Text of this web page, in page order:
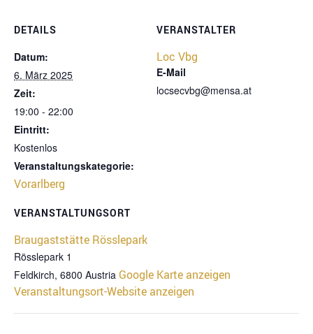
DETAILS
Datum:
6. März 2025
Zeit:
19:00 - 22:00
Eintritt:
Kostenlos
Veranstaltungskategorie:
Vorarlberg
VERANSTALTUNGSORT
Braugaststätte Rösslepark
Rösslepark 1
Feldkirch, 6800 Austria Google Karte anzeigen
Veranstaltungsort-Website anzeigen
VERANSTALTER
Loc Vbg
E-Mail
locsecvbg@mensa.at